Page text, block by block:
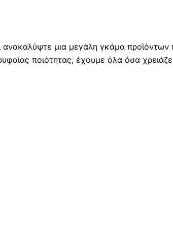
μια μεγάλη γκάμα προϊόντων
ποιότητας, έχουμε όλα όσα